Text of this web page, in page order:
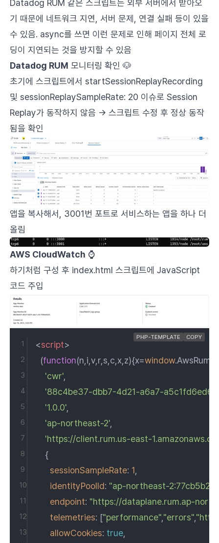
Datadog RUM 같은 스크립트는 외부 서버에서 받아오
기 때문에 네트워크 지연, 서버 문제, 연결 실패 등이 있을
수 있음. async를 쓰면 이런 문제로 인해 페이지 전체 로
딩이 지연되는 것을 방지할 수 있음
Datadog RUM 모니터링 확인 🐶
초기에 스크립트에서 startSessionReplayRecording
및 sessionReplaySampleRate: 20 이슈로 Session
Replay가 동작하지 않음 → 스크립트 수정 후 정상 동작
됨을 확인
앱을 복사해서, 3001번 포트로 서비스하는 앱을 하나 더
올림
AWS CloudWatch ⌚
하기처럼 구성 후 index.html 스크립트에 JavaScript
코드 주입
<script>
  (
function(n,i,v,r,s,c,x,z){x=window.
'cwr',
'88c4be37-dbb7-4d21-a6a7-
'1.0.0',
'ap-northeast-2',
'https://client.rum.us-east-
    {
sessionSampleRate: 1,
identityPoolId: "ap-northeast-
endpoint: "https://dataplane.rum.ap-
telemetries: ["performance","errors","http"
allowCookies: true,
PHP-TEMPLATE COPY